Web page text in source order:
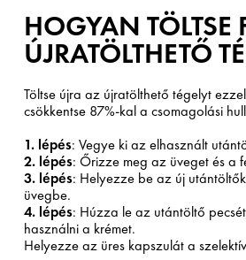
HOGYAN TÖLTSE
ÚJRATÖLTHETŐ
Töltse újra az újratölthető tégelyt
csökkentse 87%-kal a csomagolási
1. lépés: Vegye ki az elhasznált
2. lépés: Őrizze meg az üveget és a
3. lépés: Helyezze be az új
üvegbe.
4. lépés: Húzza le az utántöltő
használni a krémet.
Helyezze az üres kapszulát a